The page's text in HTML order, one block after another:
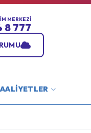
MERKEZI
8 777